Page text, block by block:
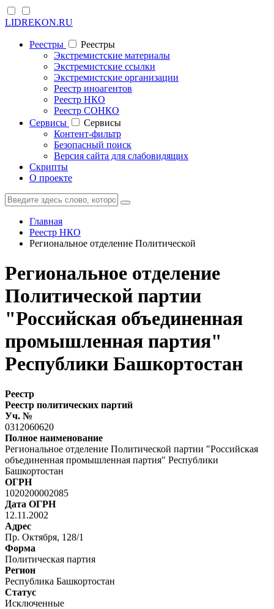
LIDREKON.RU
Реестры
Реестры
Экстремистские материалы
Экстремистские ссылки
Экстремистские организации
Реестр иноагентов
Реестр НКО
Реестр СОНКО
Cервисы
Cервисы
Контент-фильтр
Безопасный поиск
Версия сайта для слабовидящих
Скрипты
О проекте
Главная
Реестр НКО
Региональное отделение Политической
Региональное отделение
Политической партии
"Российская объединенная
промышленная партия"
Республики Башкортостан
Реестр
Реестр политических партий
Уч. №
0312060620
Полное наименование
Региональное отделение Политической партии "Российская
объединенная промышленная партия" Республики
Башкортостан
ОГРН
1020200002085
Дата ОГРН
12.11.2002
Адрес
Пр. Октября, 128/1
Форма
Политическая партия
Регион
Республика Башкортостан
Статус
Исключенные